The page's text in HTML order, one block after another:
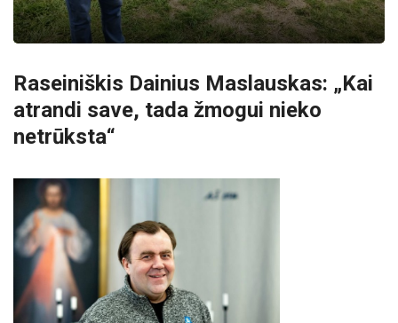
Raseiniškis Dainius Maslauskas: „Kai
atrandi save, tada žmogui nieko
netrūksta“